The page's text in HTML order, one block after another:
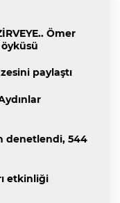
Ömer
paylaştı
denetlendi, 544
etkinliği